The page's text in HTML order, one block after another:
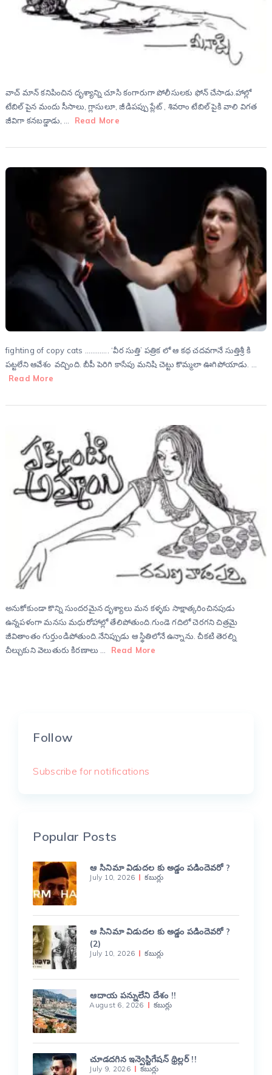
వాచ్ మాన్ కనిపించిన దృశ్యాన్ని చూసి కంగారుగా పోలీసులకు ఫోన్ చేసాడు.హాల్లో
టేబిల్ పైన మందు సీసాలు, గ్లాసులూ, జీడిపప్పు ప్లేట్ , శివరాం టేబిల్ పైకి వాలి విగత
జీవిగా కనబడ్డాడు, …
Read More
fighting of copy cats …………. ‘వీర సుత్తి’ పత్రిక లో ఆ కథ చదవగానే సుత్తిశ్రీ కి
పట్టలేని ఆవేశం వచ్చింది. బీపీ పెరిగి కాసేపు మనిషి చెట్టు కొమ్మలా ఊగిపోయాడు. …
Read More
అనుకోకుండా కొన్ని సుందరమైన దృశ్యాలు మన కళ్ళకు సాక్షాత్కరించినపుడు
ఉన్నపళంగా మనసు మధురోహాల్లో తేలిపోతుంది.గుండె గదిలో చెరగని చిత్రమై
జీవితాంతం గుర్తుండిపోతుంది.నేనిప్పుడు ఆ స్థితిలోనే ఉన్నాను. చీకటి తెరల్ని
చీల్చుకుని వెలుతురు కిరణాలు …
Read More
Follow
Subscribe for notifications
Popular Posts
ఆ సినిమా విడుదల కు అడ్డం పడిందెవరో ?
July 10, 2026 కబుర్లు
ఆ సినిమా విడుదల కు అడ్డం పడిందెవరో ?
(2)
July 10, 2026 కబుర్లు
ఆదాయ పన్నులేని దేశం !!
August 6, 2026 కబుర్లు
చూడదగిన ఇన్వెస్టిగేషన్ థ్రిల్లర్ !!
July 9, 2026 కబుర్లు